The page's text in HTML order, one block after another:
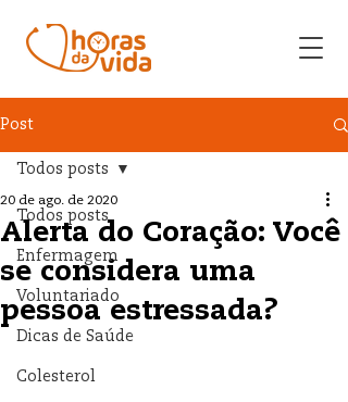
Post
Todos posts
Enfermagem
Voluntariado
Dicas de Saúde
Colesterol
Todos posts
Alerta do Coração: Você
se considera uma
pessoa estressada?
20 de ago. de 2020